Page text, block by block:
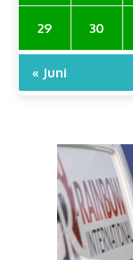
29 30
« Juni